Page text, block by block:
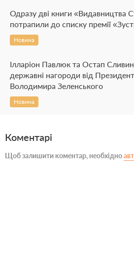
Одразу дві книги «Видавництва
потрапили до списку премії
Новина
Ілларіон Павлюк та Остап
державні нагороди від
Володимира Зеленського
Новина
Коментарі
Щоб залишити коментар, необхідно